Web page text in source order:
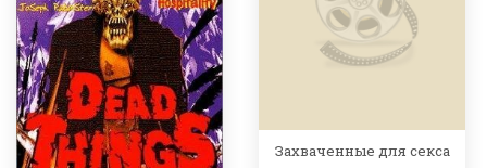
Захваченные для секса